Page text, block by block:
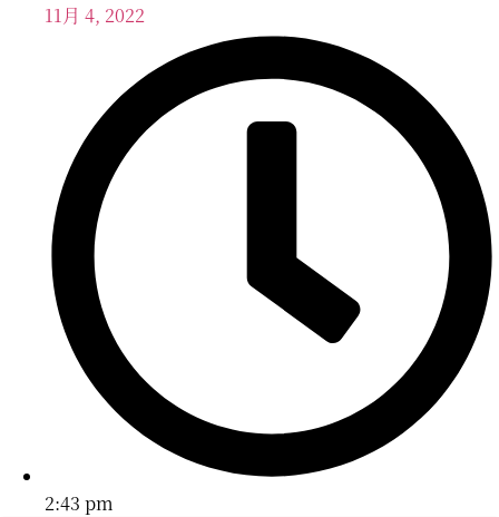
11月 4, 2022
2:43 pm